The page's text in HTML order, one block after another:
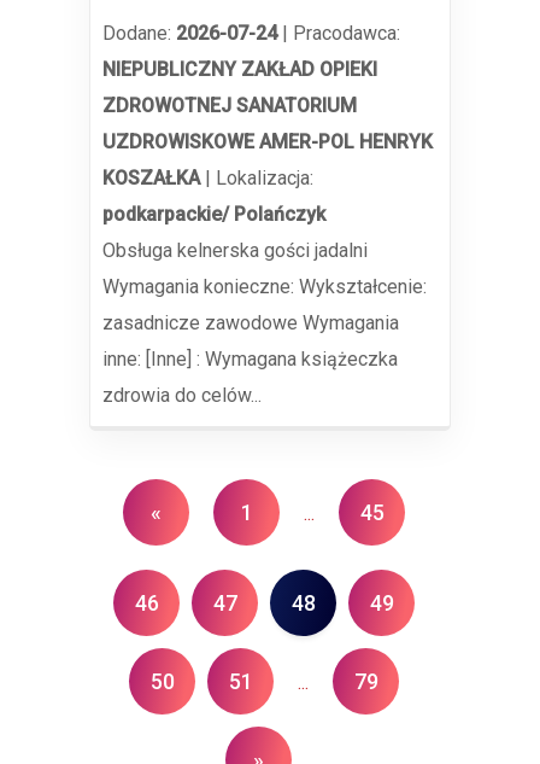
Dodane: 2026-07-24| Pracodawca:
NIEPUBLICZNY ZAKŁAD OPIEKI
ZDROWOTNEJ SANATORIUM
UZDROWISKOWE AMER-POL HENRYK
KOSZAŁKA| Lokalizacja:
podkarpackie/ Polańczyk
Obsługa kelnerska gości jadalni
Wymagania konieczne: Wykształcenie:
zasadnicze zawodowe Wymagania
inne: [Inne] : Wymagana książeczka
zdrowia do celów...
« 1 ... 45
46 47 48 49
50 51 ... 79